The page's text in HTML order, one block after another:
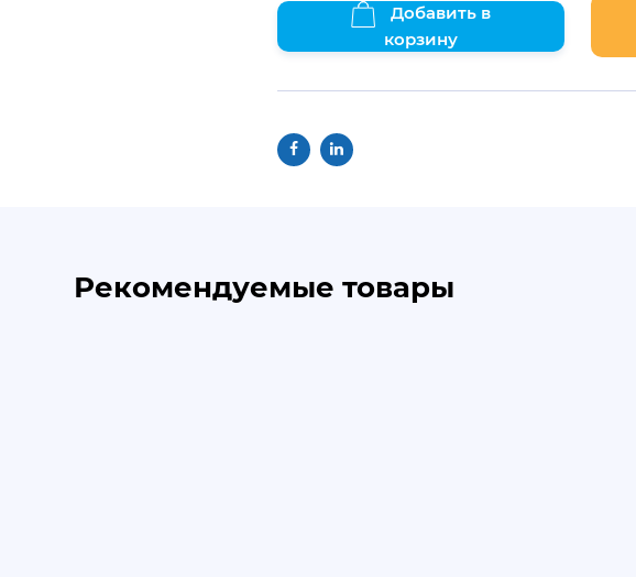
Добавить в
корзину
Рекомендуемые товары